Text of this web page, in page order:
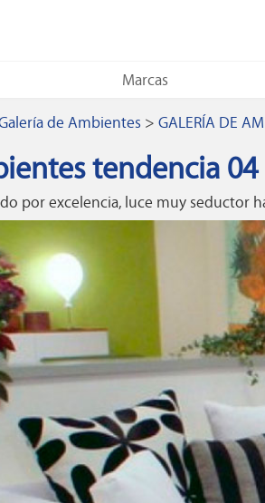
Marcas
de Ambientes>GALERÍA DE
tendencia 04
por excelencia, luce muy seductor